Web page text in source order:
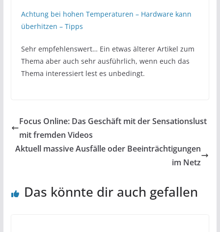
Achtung bei hohen Temperaturen – Hardware kann
überhitzen – Tipps
Sehr empfehlenswert… Ein etwas älterer Artikel zum
Thema aber auch sehr ausführlich, wenn euch das
Thema interessiert lest es unbedingt.
Focus Online: Das Geschäft mit der Sensationslust
mit fremden Videos
Aktuell massive Ausfälle oder Beeinträchtigungen
im Netz
Das könnte dir auch gefallen